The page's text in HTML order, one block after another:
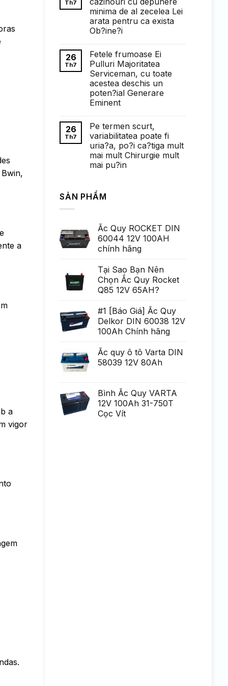
a
a
vigor
ở
Понимание
требований
к
ставкам
казино:
полный
обзор
Th7
minima de al zecelea Lei
arata pentru ca exista
Ob?ine?i
bình
luận
ở
Faptul
de
cand
exista
cazinouri
cu
de
al
zecelea
Lei
arata
pentru
ca
26
Th7
Fetele frumoase Ei
Pulluri Majoritatea
Serviceman, cu toate
acestea deschis un
poten?ial Generare
Eminent
bình
luận
ở
Fetele
frumoase
Ei
Pulluri
toate
acestea
Generare
Eminent
26
Th7
Pe termen scurt,
variabilitatea poate fi
uria?a, po?i ca?tiga mult
mai mult Chirurgie mult
mai pu?in
luận
ở
variabilitatea
poate
fi
uria?
tiga
mult
mai
Chirurgie
mult
mai
pu?
SẢN PHẨM
Ắc Quy ROCKET DIN
60044 12V 100AH
chính hãng
Tại Sao Bạn Nên
Chọn Ắc Quy Rocket
Q85 12V 65AH?
#1 [Báo Giá] Ắc Quy
Delkor DIN 60038 12V
100Ah Chính hãng
Ắc quy ô tô Varta DIN
58039 12V 80Ah
Bình Ắc Quy VARTA
12V 100Ah 31-750T
Cọc Vít